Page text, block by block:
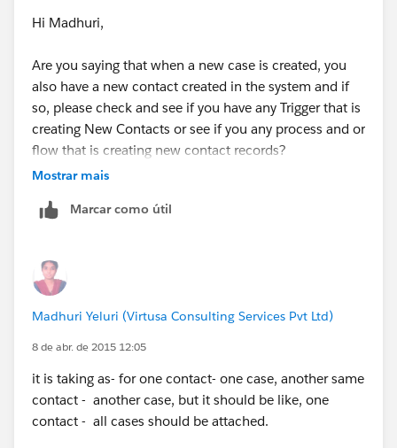
Hi Madhuri,
Are you saying that when a new case is created, you
also have a new contact created in the system and if
so, please check and see if you have any Trigger that is
creating New Contacts or see if you any process and or
flow that is creating new contact records?
Mostrar mais
Marcar como útil
Madhuri Yeluri (Virtusa Consulting Services Pvt Ltd)
8 de abr. de 2015 12:05
it is taking as- for one contact- one case, another same
contact - another case, but it should be like, one
contact - all cases should be attached.